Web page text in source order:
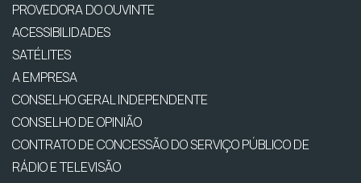
PROVEDORA DO OUVINTE
ACESSIBILIDADES
SATÉLITES
A EMPRESA
CONSELHO GERAL INDEPENDENTE
CONSELHO DE OPINIÃO
CONTRATO DE CONCESSÃO DO SERVIÇO PÚBLICO DE
RÁDIO E TELEVISÃO